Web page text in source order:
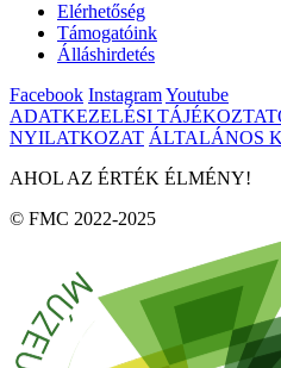
Elérhetőség
Támogatóink
Álláshirdetés
Facebook InstagramYoutube
ADATKEZELÉSI
NYILATKOZAT ÁLTALÁNOS
AHOL AZ ÉRTÉK ÉLMÉNY!
© FMC 2022-2025